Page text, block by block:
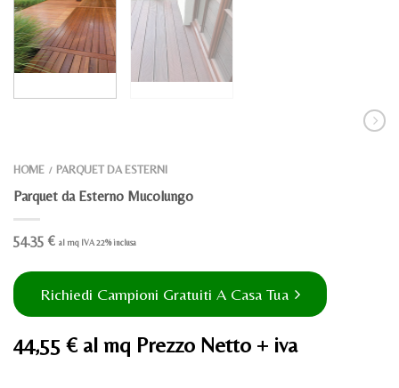
HOME / PARQUET DA ESTERNI
Parquet da Esterno Mucolungo
54.35 € al mq IVA 22% inclusa
Richiedi Campioni Gratuiti A Casa Tua
44,55 € al mq Prezzo Netto + iva